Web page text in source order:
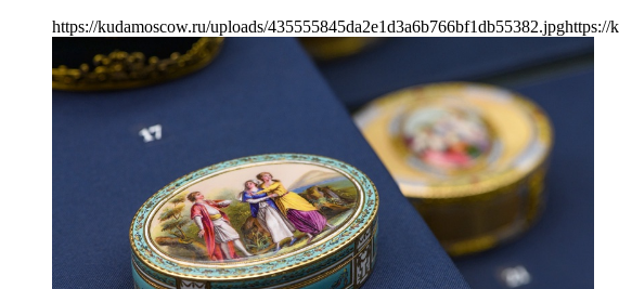
https://kudamoscow.ru/uploads/435555845da2e1d3a6b766bf1db55382.jpghttps://